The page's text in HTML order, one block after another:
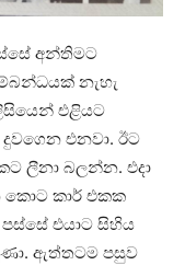
අන්තිමට
නැහැ
එළියට
එනවා. ඊට
ලීනා බලන්න. එදා
කොට කාර් එකක
එයාට සිහිය
ඇත්තටම පසුව